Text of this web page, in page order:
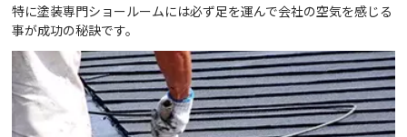
特に塗装専門ショールームには必ず足を運んで会社の空気を感じる
事が成功の秘訣です。